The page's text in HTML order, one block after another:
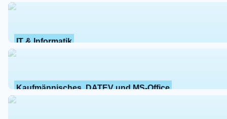
IT & Informatik
Kaufmännisches, DATEV und MS-Office